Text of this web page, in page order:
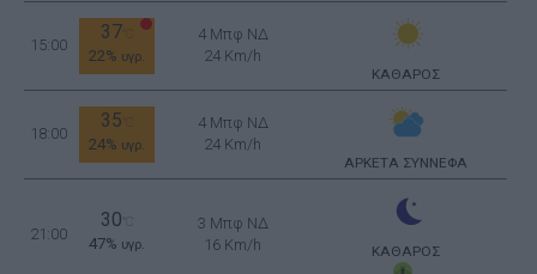
15:00
37
22% υγρ.
4 Μπφ ΝΔ
24 Km/h
ΚΑΘΑΡΟΣ
18:00
35
24% υγρ.
4 Μπφ ΝΔ
24 Km/h
ΑΡΚΕΤΑ ΣΥΝΝΕΦΑ
21:00
30
47% υγρ.
3 Μπφ ΝΔ
16 Km/h
ΚΑΘΑΡΟΣ